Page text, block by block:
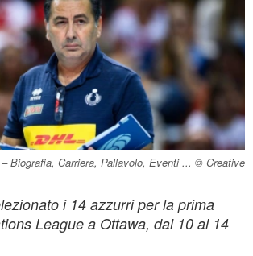
Biografia, Carriera, Pallavolo, Eventi ... © Creative
i 14 azzurri per la prima
League a Ottawa, dal 10 al 14